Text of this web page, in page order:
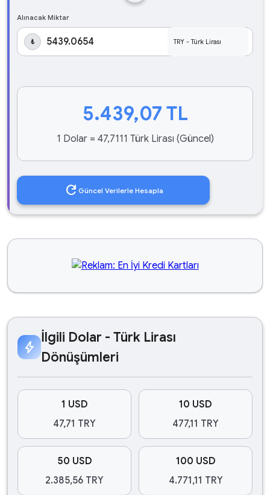
Alınacak Miktar
₺
5.439,07 TL
1 Dolar = 47,7111 Türk Lirası (Güncel)
refresh Güncel Verilerle Hesapla
bolt
İlgili Dolar - Türk Lirası
Dönüşümleri
1 USD
47,71 TRY
10 USD
477,11 TRY
50 USD
2.385,56 TRY
100 USD
4.771,11 TRY